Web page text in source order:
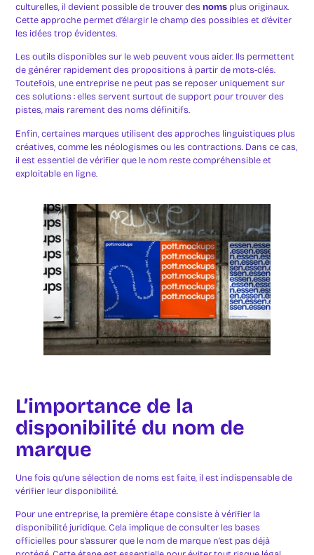
culturelles, il devient possible de trouver desnoms plus originaux.
Cette approche permet d’élargir le champ des possibles et d’éviter
les idées trop évidentes.
Les outils disponibles sur le web peuvent vous aider. Ils permettent
de générer rapidement des propositions à partir de mots-clés.
Toutefois, une entreprise ne peut pas se reposer uniquement sur
ces solutions : elles servent surtout de support pour trouver des
pistes, mais rarement des noms définitifs.
Enfin, certaines marques utilisent des approches linguistiques plus
créatives, comme les néologismes ou les contractions. Dans ce cas,
il est essentiel de vérifier que le nom reste compréhensible et
exploitable en ligne.
L’importance de la
disponibilité du nom de
marque
Une fois qu’une sélection de noms est faite, il est indispensable de
vérifier leur disponibilité.
Pour une entreprise, la première étape consiste à vérifier la
disponibilité juridique. Cela implique de consulter les bases
officielles pour s’assurer que le nom de marque n’est pas déjà